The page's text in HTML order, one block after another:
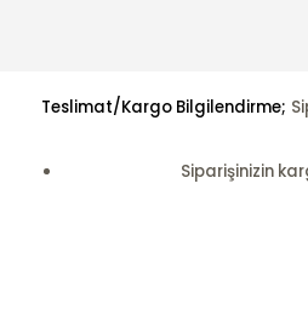
Teslimat/Kargo Bilgilendirme;
Siparişinizin